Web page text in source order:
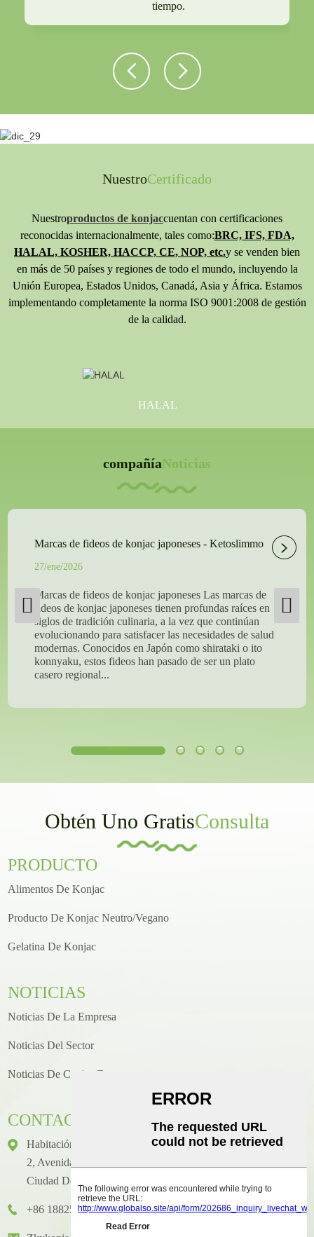
tiempo.
NuestroCertificado
Nuestroproductos de konjaccuentan con certificaciones
reconocidas internacionalmente, tales como:BRC, IFS, FDA,
HALAL, KOSHER, HACCP, CE, NOP, etc.y se venden bien
en más de 50 países y regiones de todo el mundo, incluyendo la
Unión Europea, Estados Unidos, Canadá, Asia y África. Estamos
implementando completamente la norma ISO 9001:2008 de gestión
de la calidad.
HALAL
compañíaNoticias
Marcas de fideos de konjac japoneses - Ketoslimmo
27/ene/2026
Marcas de fideos de konjac japoneses Las marcas de
fideos de konjac japoneses tienen profundas raíces en
siglos de tradición culinaria, a la vez que continúan
evolucionando para satisfacer las necesidades de salud
modernas. Conocidos en Japón como shirataki o ito
konnyaku, estos fideos han pasado de ser un plato
casero regional...
Obtén Uno GratisConsulta
PRODUCTO
Alimentos De Konjac
Producto De Konjac Neutro/vegano
Gelatina De Konjac
NOTICIAS
Noticias De La Empresa
Noticias Del Sector
Noticias De Cocina/recetas
CONTACTO
Habitación 1416, Piso 14, Edificio Internacional Junhao, N.°
2, Avenida Chenjiang Zhongkai, Distrito De Huicheng,
Ciudad De Huizhou
+86 18825458362